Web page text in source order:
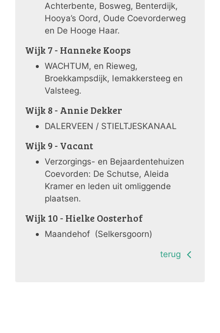
Achterbente, Bosweg, Benterdijk,
Hooya’s Oord, Oude Coevorderweg
en De Hooge Haar.
Wijk 7 - Hanneke Koops
WACHTUM, en Rieweg,
Broekkampsdijk, Iemakkersteeg en
Valsteeg.
Wijk 8 - Annie Dekker
DALERVEEN / STIELTJESKANAAL
Wijk 9 - Vacant
Verzorgings- en Bejaardentehuizen
Coevorden: De Schutse, Aleida
Kramer en leden uit omliggende
plaatsen.
Wijk 10 - Hielke Oosterhof
Maandehof (Selkersgoorn)
terug